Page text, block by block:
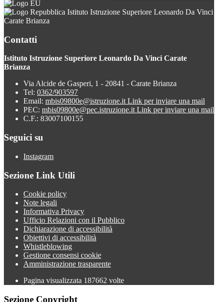
Istituto Istruzione Superiore Leonardo Da Vinci
Carate Brianza
Contatti
Istituto Istruzione Superiore Leonardo Da Vinci Carate
Brianza
Via Alcide de Gasperi, 1 - 20841 - Carate Brianza
Tel: 0362/903597
Email: mbis09800e@istruzione.it Link per inviare una mail
PEC: mbis09800e@pec.istruzione.it Link per inviare una mail
C.F.: 83007100155
Seguici su
Instagram
Sezione Link Utili
Cookie policy
Note legali
Informativa Privacy
Ufficio Relazioni con il Pubblico
Dichiarazione di accessibilità
Obiettivi di accessibilità
Whistleblowing
Gestione consensi cookie
Amministrazione trasparente
Pagina visualizzata 187662 volte
Sezione Copyright